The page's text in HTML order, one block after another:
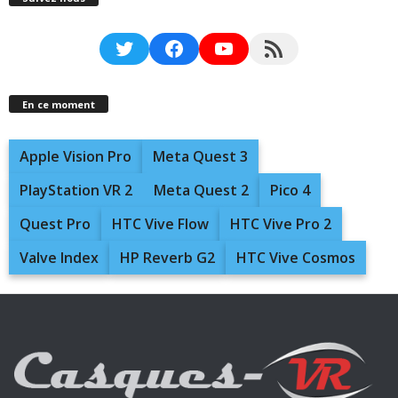
TwitterFacebookYouTubeRSS Feed
En ce moment
Apple Vision Pro
Meta Quest 3
PlayStation VR 2
Meta Quest 2
Pico 4
Quest Pro
HTC Vive Flow
HTC Vive Pro 2
Valve Index
HP Reverb G2 HTC Vive Cosmos